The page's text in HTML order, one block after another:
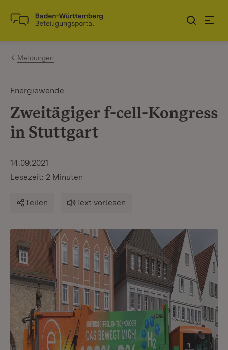
Zum Inhalt springen
Link zur Startseite
Meldungen
Energiewende
Zweitägiger f-cell-Kongress
in Stuttgart
14.09.2021
Lesezeit: 2 Minuten
Teilen Text vorlesen